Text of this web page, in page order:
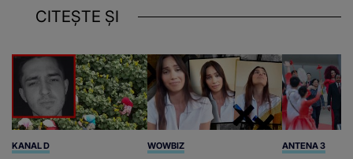
CITEȘTE ȘI
KANAL D WOWBIZ ANTENA 3